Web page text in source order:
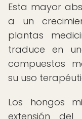
Esta mayor
a un
plantas
traduce en
compuestos
su uso
Los hongos
extensión